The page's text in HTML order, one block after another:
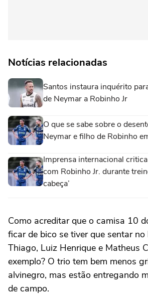
Notícias relacionadas
Santos instaura inquérito
de Neymar a Robinho Jr
O que se sabe sobre o
Neymar e filho de Robinho
Imprensa internacional
com Robinho Jr. durante
cabeça’
Como acreditar que o camisa 10
ficar de bico se tiver que sentar
Thiago, Luiz Henrique e Matheus
exemplo? O trio tem bem menos
alvinegro, mas estão entregando
de campo.